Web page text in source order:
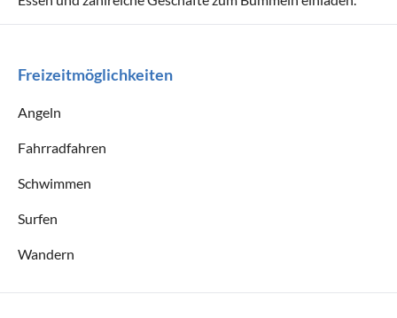
Freizeitmöglichkeiten
Angeln
Fahrradfahren
Schwimmen
Surfen
Wandern